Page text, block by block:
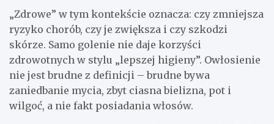
„Zdrowe” w tym kontekście oznacza: czy zmniejsza
ryzyko chorób, czy je zwiększa i czy szkodzi
skórze. Samo golenie nie daje korzyści
zdrowotnych w stylu „lepszej higieny”. Owłosienie
nie jest brudne z definicji – brudne bywa
zaniedbanie mycia, zbyt ciasna bielizna, pot i
wilgoć, a nie fakt posiadania włosów.